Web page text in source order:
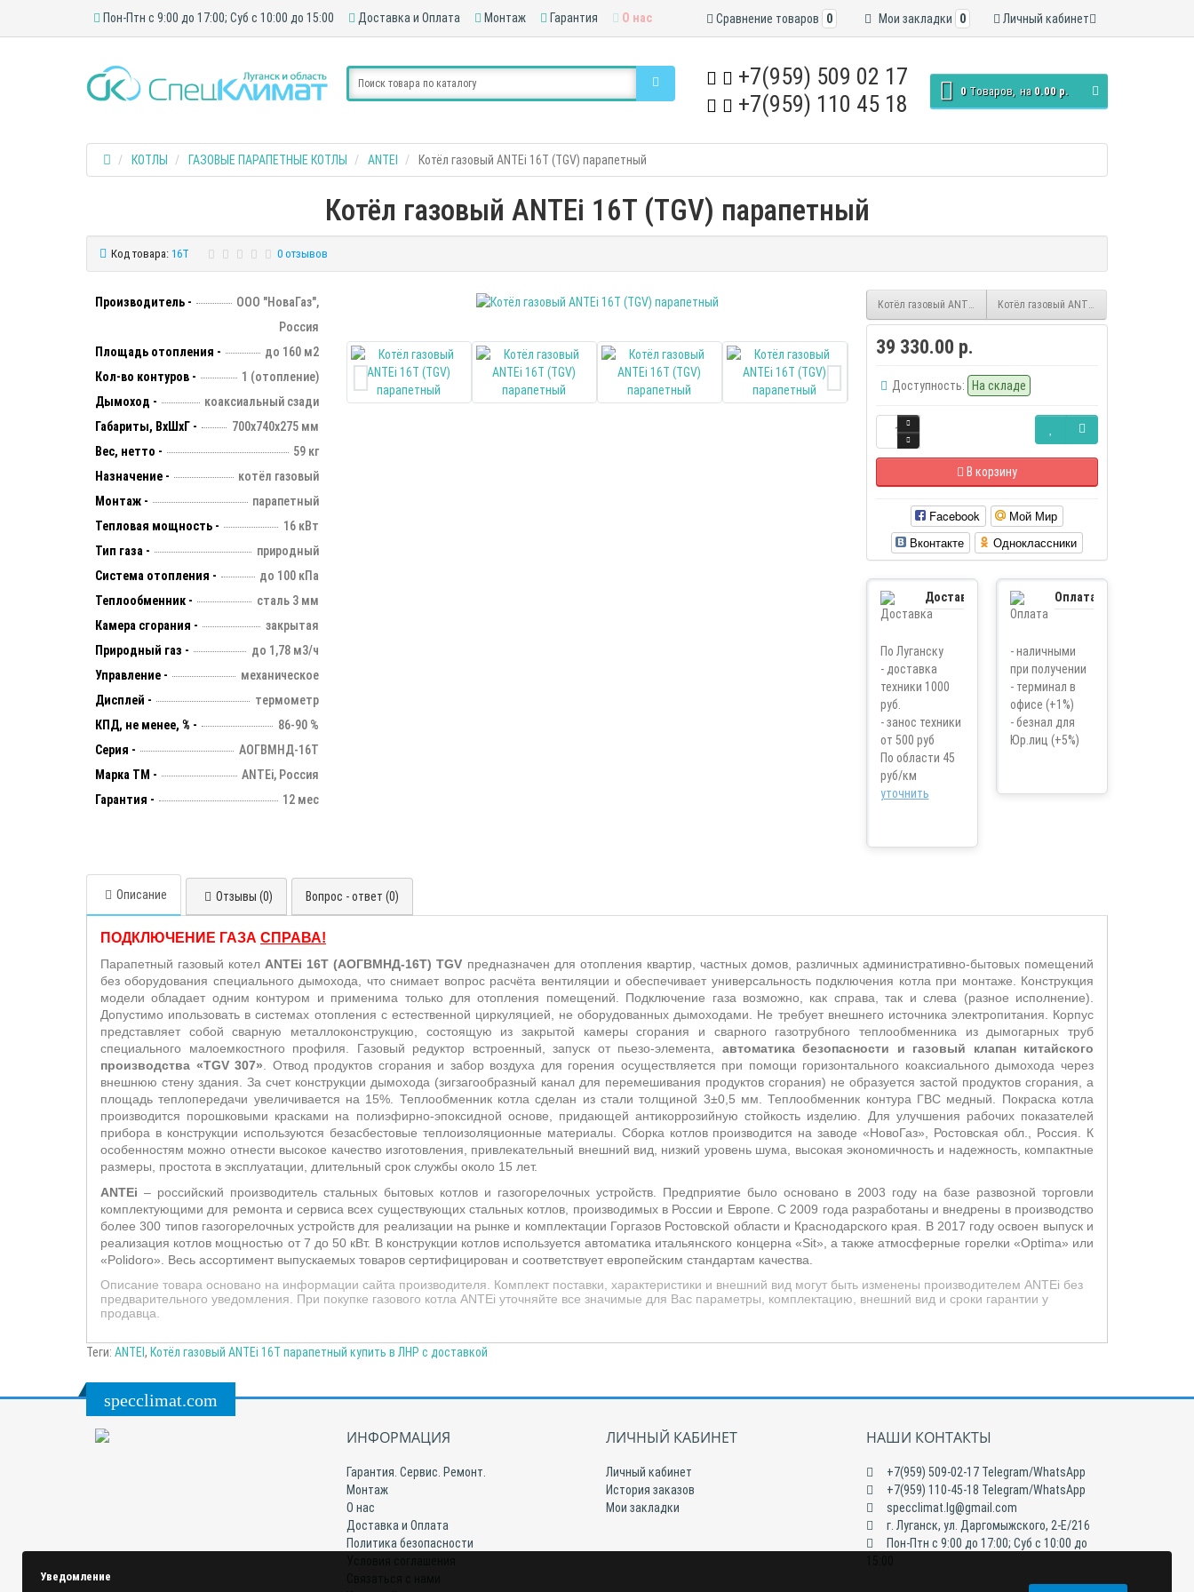
Пон-Птн с 9:00 до 17:00; Суб с 10:00 до 15:00 Доставка и Оплата Монтаж Гарантия О нас Личный кабинет
Мои закладки 0
Сравнение товаров 0
+7(959) 509 02 17
+7(959) 110 45 18
0 Tоваров, на 0.00 р.
КОТЛЫ ГАЗОВЫЕ ПАРАПЕТНЫЕ КОТЛЫ ANTEI Котёл газовый ANTEi 16T (TGV) парапетный
Котёл газовый ANTEi 16T (TGV) парапетный
Код товара: 16T 0 отзывов
Производитель -
ООО "НоваГаз",
Россия
Площадь отопления -
до 160 м2
Кол-во контуров -
1 (отопление)
Дымоход -
коаксиальный сзади
Габариты, ВхШхГ -
700х740х275 мм
Вес, нетто -
59 кг
Назначение -
котёл газовый
Монтаж -
парапетный
Тепловая мощность -
16 кВт
Тип газа -
природный
Система отопления -
до 100 кПа
Теплообменник -
сталь 3 мм
Камера сгорания -
закрытая
Природный газ -
до 1,78 м3/ч
Управление -
механическое
Дисплей -
термометр
КПД, не менее, % -
86-90 %
Серия -
АОГВМНД-16T
Марка ТМ -
ANTEi, Россия
Гарантия -
12 мес
Котёл газовый ANTEi 12T (TGV) парапетныйКотёл газовый ANTEi 7ЕВ (Sit) парапетный
39 330.00 р.
Доступность: На складе
В корзину
Facebook
Мой Мир
Вконтакте
Одноклассники
Доставка
По Луганску
- доставка
техники 1000
руб.
- занос техники
от 500 руб
По области 45
руб/км
уточнить
Оплата
- наличными
при получении
- терминал в
офисе (+1%)
- безнал для
Юр.лиц (+5%)
Описание Отзывы (0) Вопрос - ответ (0)
ПОДКЛЮЧЕНИЕ ГАЗА СПРАВА!
Парапетный газовый котел ANTEi 16T (АОГВМНД-16T) TGV предназначен для отопления квартир, частных домов, различных административно-бытовых помещений
без оборудования специального дымохода, что снимает вопрос расчёта вентиляции и обеспечивает универсальность подключения котла при монтаже. Конструкция
модели обладает одним контуром и применима только для отопления помещений. Подключение газа возможно, как справа, так и слева (разное исполнение).
Допустимо ипользовать в системах отопления с естественной циркуляцией, не оборудованных дымоходами. Не требует внешнего источника электропитания. Корпус
представляет собой сварную металлоконструкцию, состоящую из закрытой камеры сгорания и сварного газотрубного теплообменника из дымогарных труб
специального малоемкостного профиля. Газовый редуктор встроенный, запуск от пьезо-элемента, автоматика безопасности и газовый клапан китайского
производства «TGV 307» . Отвод продуктов сгорания и забор воздуха для горения осуществляется при помощи горизонтального коаксиального дымохода через
внешнюю стену здания. За счет конструкции дымохода (зигзагообразный канал для перемешивания продуктов сгорания) не образуется застой продуктов сгорания, а
площадь теплопередачи увеличивается на 15%. Теплообменник котла сделан из стали толщиной 3±0,5 мм. Теплообменник контура ГВС медный. Покраска котла
производится порошковыми красками на полиэфирно-эпоксидной основе, придающей антикоррозийную стойкость изделию. Для улучшения рабочих показателей
прибора в конструкции используются безасбестовые теплоизоляционные материалы. Сборка котлов производится на заводе «НовоГаз», Ростовская обл., Россия. К
особенностям можно отнести высокое качество изготовления, привлекательный внешний вид, низкий уровень шума, высокая экономичность и надежность, компактные
размеры, простота в эксплуатации, длительный срок службы около 15 лет.
ANTEi – российский производитель стальных бытовых котлов и газогорелочных устройств. Предприятие было основано в 2003 году на базе развозной торговли
комплектующими для ремонта и сервиса всех существующих стальных котлов, производимых в России и Европе. С 2009 года разработаны и внедрены в производство
более 300 типов газогорелочных устройств для реализации на рынке и комплектации Горгазов Ростовской области и Краснодарского края. В 2017 году освоен выпуск и
реализация котлов мощностью от 7 до 50 кВт. В конструкции котлов используется автоматика итальянского концерна «Sit», а также атмосферные горелки «Optima» или
«Polidoro». Весь ассортимент выпускаемых товаров сертифицирован и соответствует европейским стандартам качества.
Описание товара основано на информации сайта производителя. Комплект поставки, характеристики и внешний вид могут быть изменены производителем ANTEi без
предварительного уведомления. При покупке газового котла ANTEi уточняйте все значимые для Вас параметры, комплектацию, внешний вид и сроки гарантии у
продавца.
Теги: ANTEI , Котёл газовый ANTEi 16T парапетный купить в ЛНР с доставкой
specclimat.com
ИНФОРМАЦИЯ
Гарантия. Сервис. Ремонт.
Монтаж
О нас
Доставка и Оплата
Политика безопасности
ЛИЧНЫЙ КАБИНЕТ
Личный кабинет
История заказов
Мои закладки
НАШИ КОНТАКТЫ
+7(959) 509-02-17 Telegram/WhatsApp
+7(959) 110-45-18 Telegram/WhatsApp
specclimat.lg@gmail.com
г. Луганск, ул. Даргомыжского, 2-Е/216
Пон-Птн с 9:00 до 17:00; Суб с 10:00 до
Уведомление